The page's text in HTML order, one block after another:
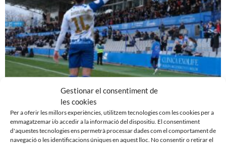
Gestionar el consentiment de
les cookies
Per a oferir les millors experiències, utilitzem tecnologies com les cookies per a
emmagatzemar i/o accedir a la informació del dispositiu. El consentiment
d'aquestes tecnologies ens permetrà processar dades com el comportament de
navegació o les identificacions úniques en aquest lloc. No consentir o retirar el
EL SABADELL EMPATA DAVANT LA CULTURAL A LA
NOVA CREU ALTA
10 de març de 2024
Leer más »